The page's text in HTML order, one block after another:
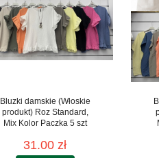
Bluzki damskie (Włoskie
produkt) Roz Standard,
Mix Kolor Paczka 5 szt
31.00 zł